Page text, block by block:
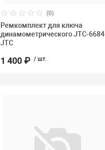
(0)
Ремкомплект для ключа
динамометрического JTC-6684
JTC
1 400 ₽ / шт.